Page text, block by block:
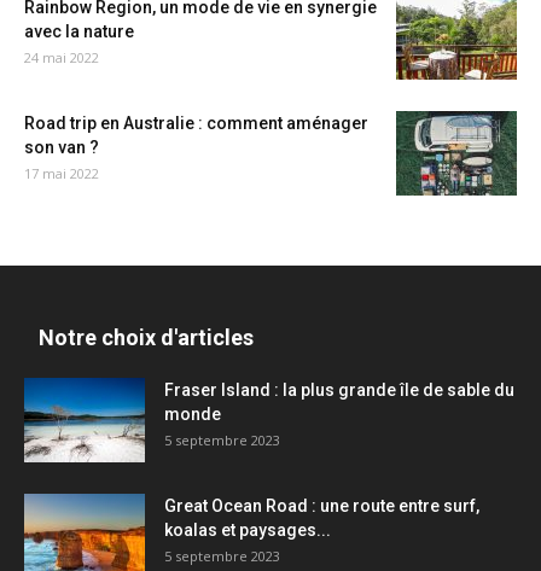
Rainbow Region, un mode de vie en synergie
avec la nature
24 mai 2022
Road trip en Australie : comment aménager
son van ?
17 mai 2022
Notre choix d'articles
Fraser Island : la plus grande île de sable du
monde
5 septembre 2023
Great Ocean Road : une route entre surf,
koalas et paysages...
5 septembre 2023